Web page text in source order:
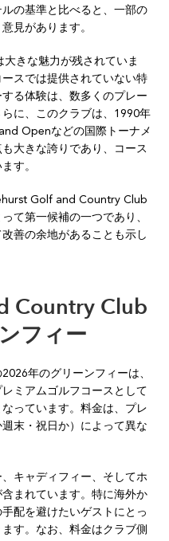
の基準と比べると、一部の
見があります。
きな魅力が残されていま
スでは提供されていない特
る体験は、数多くのプレー
に、このクラブは、1990年
Openなどの国際トーナメ
大きな誇りであり、コース
す。
Golf and Country Club
て第一候補の一つであり、
善の余地があることも示し
Country Club
フィー
年のグリーンフィーは、
ミアムゴルフコースとして
っています。料金は、プレ
末・祝日か）によって異な
キャディフィー、そしてホ
まれています。特に海外か
配を避けたいゲストにとっ
す。なお、料金はクラブ側